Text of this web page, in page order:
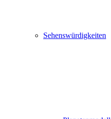
Sehenswürdigkeiten